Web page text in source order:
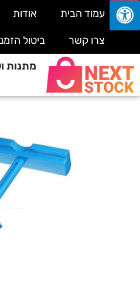
עמוד הבית אודות
צרו קשר
ביטול
מתנות